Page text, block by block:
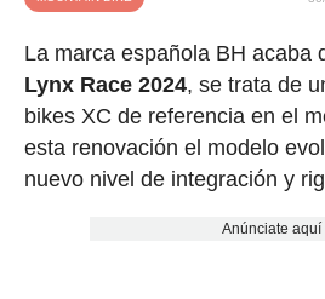
La marca española BH acaba
Lynx Race 2024, se trata de
bikes XC de referencia en el
esta renovación el modelo
nuevo nivel de integración y
Anúnciate aquí